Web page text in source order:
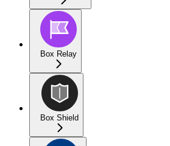
Box Relay
Box Shield